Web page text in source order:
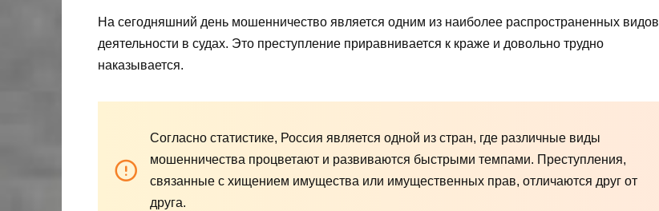
На сегодняшний день мошенничество является одним из наиболее распространенных видов
деятельности в судах. Это преступление приравнивается к краже и довольно трудно
наказывается.
Согласно статистике, Россия является одной из стран, где различные виды
мошенничества процветают и развиваются быстрыми темпами. Преступления,
связанные с хищением имущества или имущественных прав, отличаются друг от
друга.